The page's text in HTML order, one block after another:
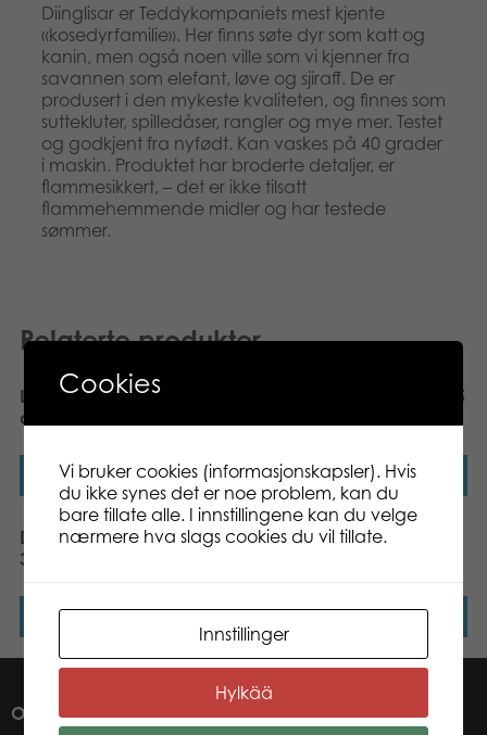
Diinglisar er Teddykompaniets mest kjente
«kosedyrfamilie». Her finns søte dyr som katt og
kanin, men også noen ville som vi kjenner fra
savannen som elefant, løve og sjiraff. De er
produsert i den mykeste kvaliteten, og finnes som
suttekluter, spilledåser, rangler og mye mer. Testet
og godkjent fra nyfødt. Kan vaskes på 40 grader
i maskin. Produktet har broderte detaljer, er
flammesikkert, – det er ikke tilsatt
flammehemmende midler og har testede
sømmer.
Relaterte produkter
Lolli Lambs sutteklut 28
cm
Les mer
Diinglisar rangle kanin 15
Les mer
Diinglisar sutteklut kanin
35×35 cm
Lolli Bunnies sutteklut 29
OM OSS
Cookies
Vi bruker cookies (informasjonskapsler). Hvis
du ikke synes det er noe problem, kan du
bare tillate alle. I innstillingene kan du velge
nærmere hva slags cookies du vil tillate.
Innstillinger
Hylkää